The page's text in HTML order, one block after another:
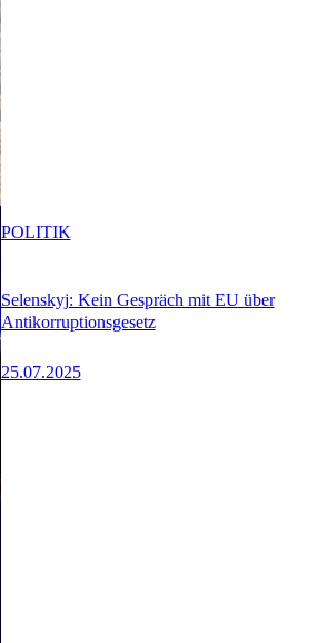
Selenskyj: Kein Gespräch mit EU über
Antikorruptionsgesetz
25.07.2025
POLITIK